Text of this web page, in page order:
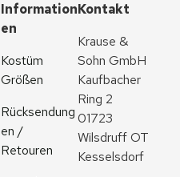
Information
en
Kostüm
Größen
Rücksendung
en /
Retouren
Kontakt
Krause &
Sohn GmbH
Kaufbacher
Ring 2
01723
Wilsdruff OT
Kesselsdorf